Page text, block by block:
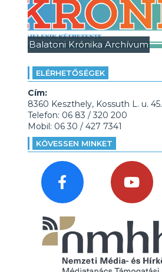
Balatoni Krónika Archívum
ELÉRHETŐSÉGEK
Cím:
8360 Keszthely, Kossuth L. u. 45.
Telefon: 06 83 / 320 200
Mobil: 06 30 / 427 7341
KÖVESSEN MINKET